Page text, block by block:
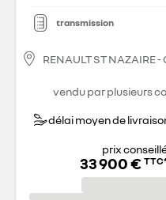
transmission
RENAULT ST NAZAIRE -
vendu par plusieurs
délai moyen de
prix
33 900 € TTC